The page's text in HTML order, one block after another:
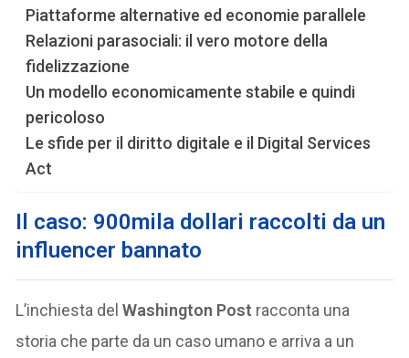
Piattaforme alternative ed economie parallele
Relazioni parasociali: il vero motore della
fidelizzazione
Un modello economicamente stabile e quindi
pericoloso
Le sfide per il diritto digitale e il Digital Services
Act
Il caso: 900mila dollari raccolti da un
influencer bannato
L’inchiesta delWashington Post racconta una
storia che parte da un caso umano e arriva a un